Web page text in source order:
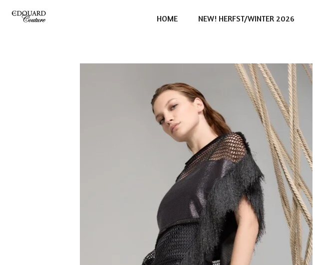
Ga
direct
HOME NEW! HERFST/WINTER 2026